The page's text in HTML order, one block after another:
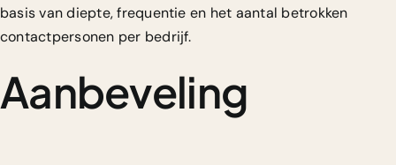
basis van diepte, frequentie en het aantal betrokken
contactpersonen per bedrijf.
Aanbeveling